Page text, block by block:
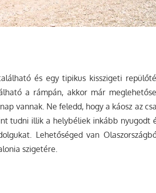
és egy tipikus kisszigeti
a rámpán, akkor már
vannak. Ne feledd, hogy a káosz az
tudni illik a helybéliek inkább nyugodt
Lehetőséged van
szigetére.